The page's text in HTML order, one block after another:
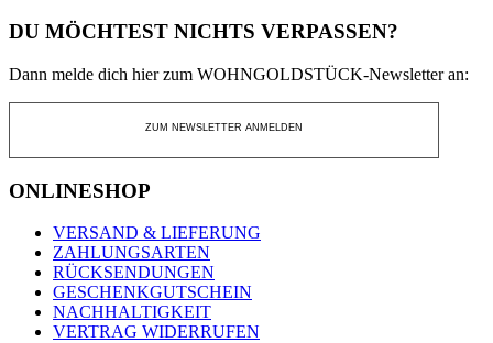
DU MÖCHTEST NICHTS VERPASSEN?
Dann melde dich hier zum WOHNGOLDSTÜCK-Newsletter an:
ZUM NEWSLETTER ANMELDEN
ONLINESHOP
VERSAND & LIEFERUNG
ZAHLUNGSARTEN
RÜCKSENDUNGEN
GESCHENKGUTSCHEIN
NACHHALTIGKEIT
VERTRAG WIDERRUFEN